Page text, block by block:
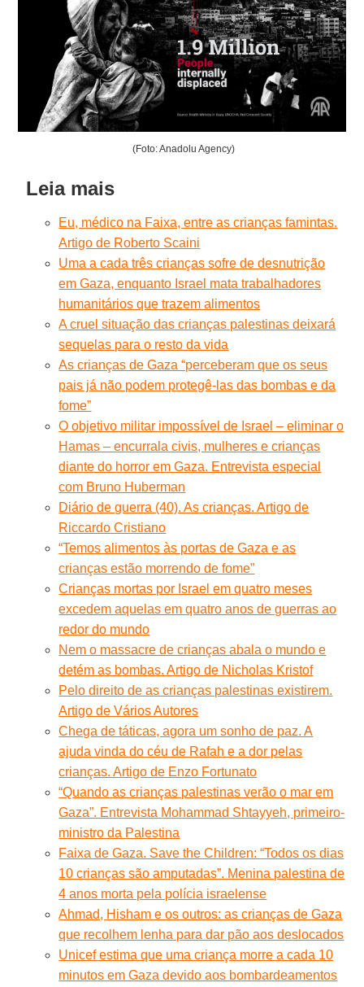
(Foto: Anadolu Agency)
Leia mais
Eu, médico na Faixa, entre as crianças famintas.
Artigo de Roberto Scaini
Uma a cada três crianças sofre de desnutrição
em Gaza, enquanto Israel mata trabalhadores
humanitários que trazem alimentos
A cruel situação das crianças palestinas deixará
sequelas para o resto da vida
As crianças de Gaza “perceberam que os seus
pais já não podem protegê-las das bombas e da
fome”
O objetivo militar impossível de Israel – eliminar o
Hamas – encurrala civis, mulheres e crianças
diante do horror em Gaza. Entrevista especial
com Bruno Huberman
Diário de guerra (40). As crianças. Artigo de
Riccardo Cristiano
“Temos alimentos às portas de Gaza e as
crianças estão morrendo de fome”
Crianças mortas por Israel em quatro meses
excedem aquelas em quatro anos de guerras ao
redor do mundo
Nem o massacre de crianças abala o mundo e
detém as bombas. Artigo de Nicholas Kristof
Pelo direito de as crianças palestinas existirem.
Artigo de Vários Autores
Chega de táticas, agora um sonho de paz. A
ajuda vinda do céu de Rafah e a dor pelas
crianças. Artigo de Enzo Fortunato
“Quando as crianças palestinas verão o mar em
Gaza”. Entrevista Mohammad Shtayyeh, primeiro-
ministro da Palestina
Faixa de Gaza. Save the Children: “Todos os dias
10 crianças são amputadas”. Menina palestina de
4 anos morta pela polícia israelense
Ahmad, Hisham e os outros: as crianças de Gaza
que recolhem lenha para dar pão aos deslocados
Unicef estima que uma criança morre a cada 10
minutos em Gaza devido aos bombardeamentos